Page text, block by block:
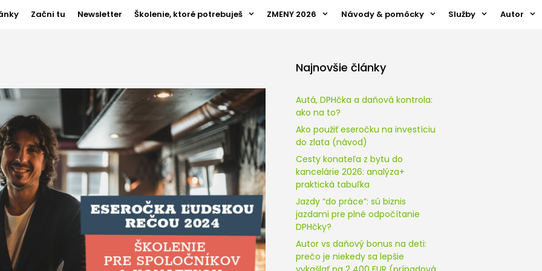
Začni tu Newsletter Školenie, ktoré potrebuješ ZMENY 2026 Návody & pomôcky Služby Autor
Najnovšie články
Autá, DPHčka a daňová kontrola:
ako na to?
Ako použiť eseročku na investíciu
do zlata (návod)
Cesty konateľa z bytu do
kancelárie 2026: analýza+
praktická tabuľka
Jazdy “do práce”: sú biznis
jazdami pre plné odpočítanie
DPHčky?
Autor vs daňový bonus na deti:
prečo je niekedy sa lepšie